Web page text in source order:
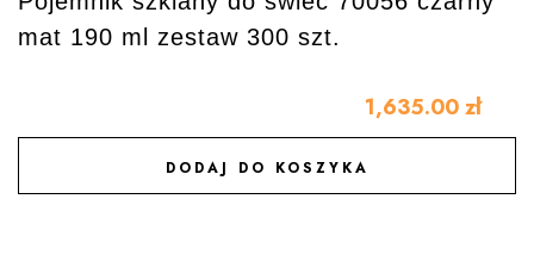
mat 190 ml zestaw 300 szt.
1,635.00 zł
DODAJ DO KOSZYKA
DODAJ DO ULUBIONYCH